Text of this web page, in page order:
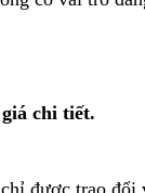
chi tiết.
được trao